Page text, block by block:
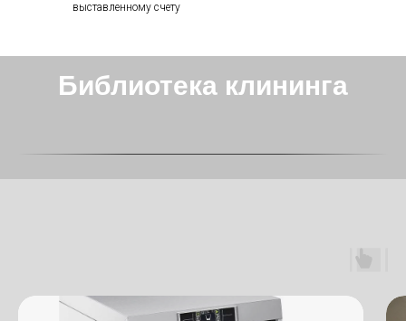
выставленному счету
Библиотека клининга